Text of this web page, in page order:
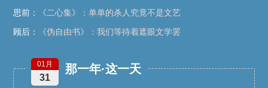
思前：
《二心集》：单单的杀人究竟不是文艺
顾后：
《伪自由书》：我们等待着遮眼文学罢
那一年·这一天
01月
31